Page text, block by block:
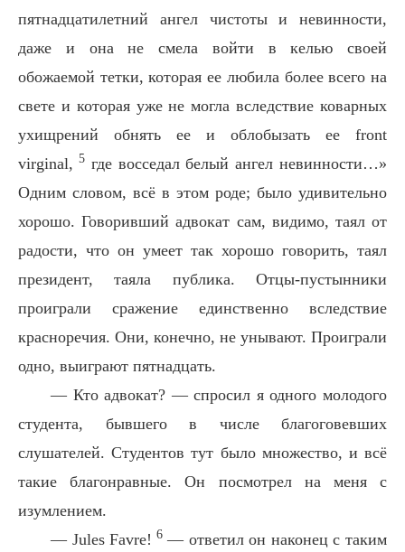
пятнадцатилетний ангел чистоты и невинности,
даже и она не смела войти в келью своей
обожаемой тетки, которая ее любила более всего на
свете и которая уже не могла вследствие коварных
ухищрений обнять ее и облобызать ее front
virginal, 5где восседал белый ангел невинности…»
Одним словом, всё в этом роде; было удивительно
хорошо. Говоривший адвокат сам, видимо, таял от
радости, что он умеет так хорошо говорить, таял
президент, таяла публика. Отцы-пустынники
проиграли сражение единственно вследствие
красноречия. Они, конечно, не унывают. Проиграли
одно, выиграют пятнадцать.
— Кто адвокат? — спросил я одного молодого
студента, бывшего в числе благоговевших
слушателей. Студентов тут было множество, и всё
такие благонравные. Он посмотрел на меня с
изумлением.
— Jules Favre! 6— ответил он наконец с таким